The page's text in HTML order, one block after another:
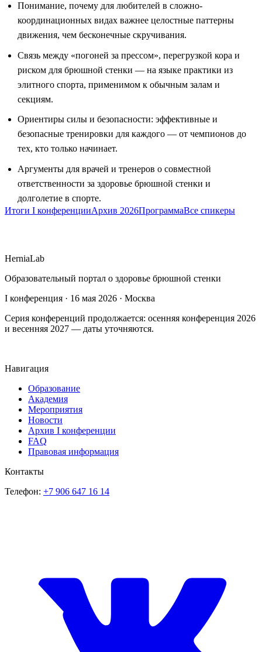
Понимание, почему для любителей в сложно-
координационных видах важнее целостные паттерны
движения, чем бесконечные скручивания.
Связь между «погоней за прессом», перегрузкой кора и
риском для брюшной стенки — на языке практики из
элитного спорта, применимом к обычным залам и
секциям.
Ориентиры силы и безопасности: эффективные и
безопасные тренировки для каждого — от чемпионов до
тех, кто только начинает.
Аргументы для врачей и тренеров о совместной
ответственности за здоровье брюшной стенки и
долголетие в спорте.
Итоги I конференцииАрхив 2026ПрограммаВсе спикеры
HerniaLab
Образовательный портал о здоровье брюшной стенки
I конференция · 16 мая 2026 · Москва
Серия конференций продолжается: осенняя конференция 2026
и весенняя 2027 — даты уточняются.
Навигация
Образование
Академия
Мероприятия
Новости
Архив I конференции
FAQ
Правовая информация
Контакты
Телефон: +7 906 647 16 14